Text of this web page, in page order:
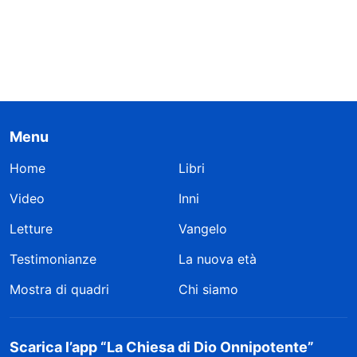
Menu
Home
Libri
Video
Inni
Letture
Vangelo
Testimonianze
La nuova età
Mostra di quadri
Chi siamo
Scarica l’app “La Chiesa di Dio Onnipotente”